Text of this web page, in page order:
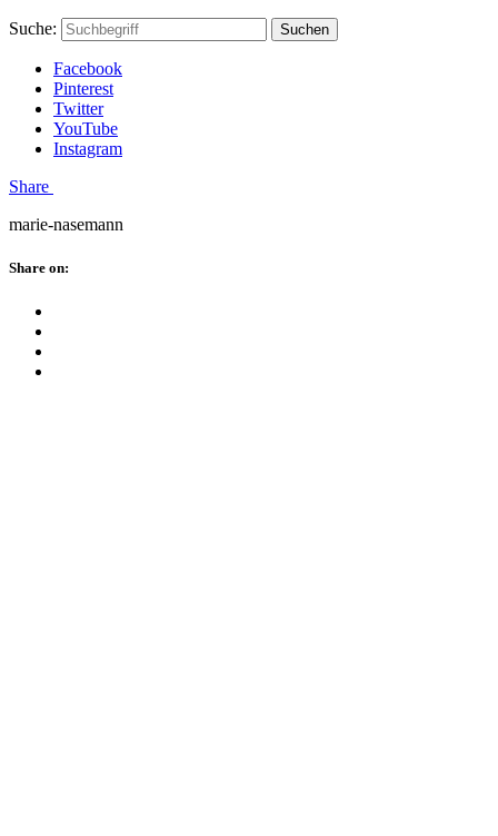
Skip
content
Hauptstadtmutti
Schließen
Search
Schließen
Suche: Suchen
Facebook
Pinterest
Twitter
YouTube
Instagram
Menü
Share
marie-nasemann
Schließen
Share on: